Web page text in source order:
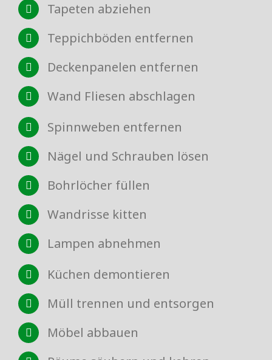
Tapeten abziehen
Teppichböden entfernen
Deckenpanelen entfernen
Wand Fliesen abschlagen
Spinnweben entfernen
Nägel und Schrauben lösen
Bohrlöcher füllen
Wandrisse kitten
Lampen abnehmen
Küchen demontieren
Müll trennen und entsorgen
Möbel abbauen